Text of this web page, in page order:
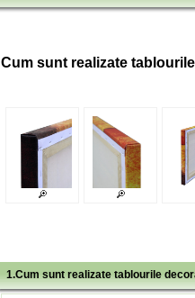
Cum sunt realizate
1.Cum sunt realizate tablourile